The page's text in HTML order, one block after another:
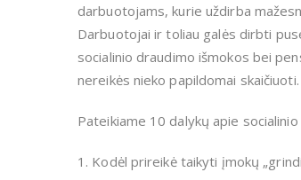
darbuotojams, kurie uždirba
Darbuotojai ir toliau galės dirbti
socialinio draudimo išmokos bei
nereikės nieko papildomai
Pateikiame 10 dalykų apie
1. Kodėl prireikė taikyti įmokų